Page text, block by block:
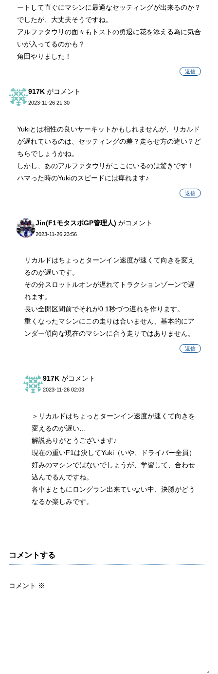
ートして直ぐにマシンに最適なセッティングが出来るのか？
でしたが、大丈夫そうですね。
アルファタウリの面々もトストの勇退に花を添える為に気合
いが入ってるのかも？
角田やりました！
返信
917K がコメント
2023-11-26 21:30
Yukiとは相性の良いサーキットかもしれませんが、リカルド
が遅れているのは、セッティングの差？走らせ方の違い？ど
ちらでしょうかね。
しかし、あのアルファタウリがここにいるのは驚きです！
ハマった時のYukiのスピードには痺れます♪
返信
Jin(F1モタスポGP管理人) がコメント
2023-11-26 23:56
リカルドはちょっとターンイン速度が速くて向きを変え
るのが遅いです。
その分スロットルオンが遅れてトラクションゾーンで遅
れます。
長い全開区間前でそれが0.1秒づつ遅れを作ります。
重くなったマシンにこの走りは合いません、基本的にア
ンダー傾向な現在のマシンに合う走りではありません。
返信
917K がコメント
2023-11-26 02:03
＞リカルドはちょっとターンイン速度が速くて向きを
変えるのが遅い…
解説ありがとうございます♪
現在の重いF1は決してYuki（いや、ドライバー全員）
好みのマシンではないでしょうが、学習して、合わせ
込んでるんですね。
各車まともにロングラン出来ていない中、決勝がどう
なるか楽しみです。
コメントする
コメント ※